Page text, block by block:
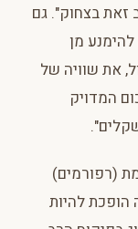
זאת בצחוק". גם
מן
את שוויה של
המדויק
(רפורמים)
להיות